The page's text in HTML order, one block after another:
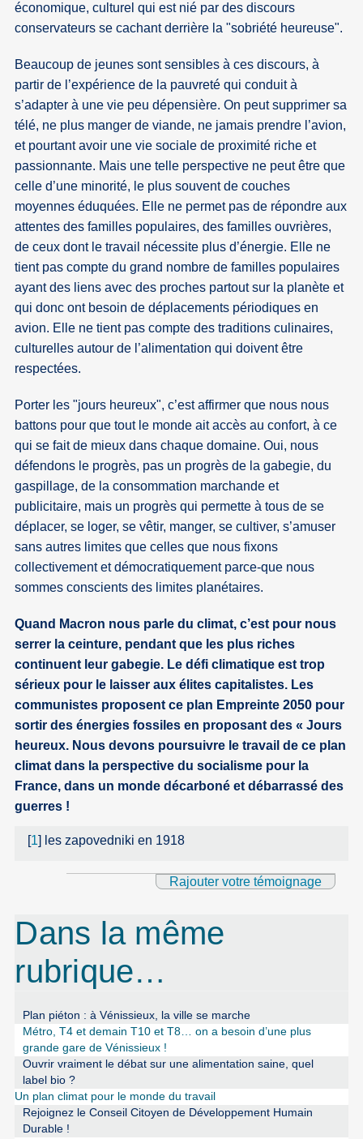
économique, culturel qui est nié par des discours
conservateurs se cachant derrière la "sobriété heureuse".
Beaucoup de jeunes sont sensibles à ces discours, à
partir de l’expérience de la pauvreté qui conduit à
s’adapter à une vie peu dépensière. On peut supprimer sa
télé, ne plus manger de viande, ne jamais prendre l’avion,
et pourtant avoir une vie sociale de proximité riche et
passionnante. Mais une telle perspective ne peut être que
celle d’une minorité, le plus souvent de couches
moyennes éduquées. Elle ne permet pas de répondre aux
attentes des familles populaires, des familles ouvrières,
de ceux dont le travail nécessite plus d’énergie. Elle ne
tient pas compte du grand nombre de familles populaires
ayant des liens avec des proches partout sur la planète et
qui donc ont besoin de déplacements périodiques en
avion. Elle ne tient pas compte des traditions culinaires,
culturelles autour de l’alimentation qui doivent être
respectées.
Porter les "jours heureux", c’est affirmer que nous nous
battons pour que tout le monde ait accès au confort, à ce
qui se fait de mieux dans chaque domaine. Oui, nous
défendons le progrès, pas un progrès de la gabegie, du
gaspillage, de la consommation marchande et
publicitaire, mais un progrès qui permette à tous de se
déplacer, se loger, se vêtir, manger, se cultiver, s’amuser
sans autres limites que celles que nous fixons
collectivement et démocratiquement parce-que nous
sommes conscients des limites planétaires.
Quand Macron nous parle du climat, c’est pour nous
serrer la ceinture, pendant que les plus riches
continuent leur gabegie. Le défi climatique est trop
sérieux pour le laisser aux élites capitalistes. Les
communistes proposent ce plan Empreinte 2050 pour
sortir des énergies fossiles en proposant des « Jours
heureux. Nous devons poursuivre le travail de ce plan
climat dans la perspective du socialisme pour la
France, dans un monde décarboné et débarrassé des
guerres !
[1] les zapovedniki en 1918
Rajouter votre témoignage
Dans la même
rubrique…
Plan piéton : à Vénissieux, la ville se marche
Métro, T4 et demain T10 et T8… on a besoin d’une plus
grande gare de Vénissieux !
Ouvrir vraiment le débat sur une alimentation saine, quel
label bio ?
Un plan climat pour le monde du travail
Rejoignez le Conseil Citoyen de Développement Humain
Durable !